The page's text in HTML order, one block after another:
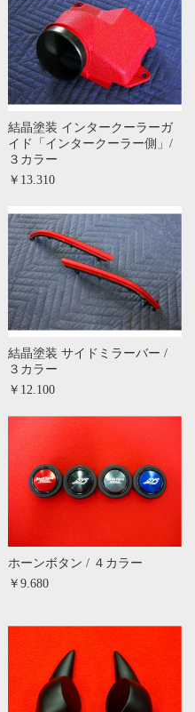
結晶塗装 インタークーラーガ
イド「インタークーラー側」/
３カラー
￥13.310
結晶塗装 サイドミラーバー /
３カラー
￥12.100
ホーンボタン / ４カラー
￥9.680